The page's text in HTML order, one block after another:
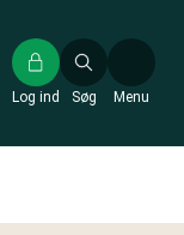
Søg
Log ind Menu